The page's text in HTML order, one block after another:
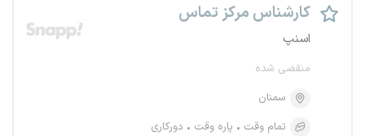
کارشناس مرکز تماس
اسنپ
منقضی شده
سمنان
تمام وقت
پاره وقت دورکاری